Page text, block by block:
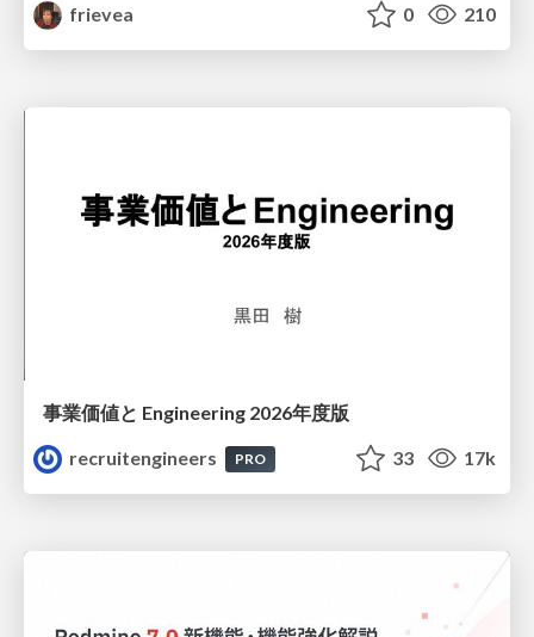
frievea
0 210
事業価値と Engineering 2026年度版
recruitengineers
PRO 33 17k